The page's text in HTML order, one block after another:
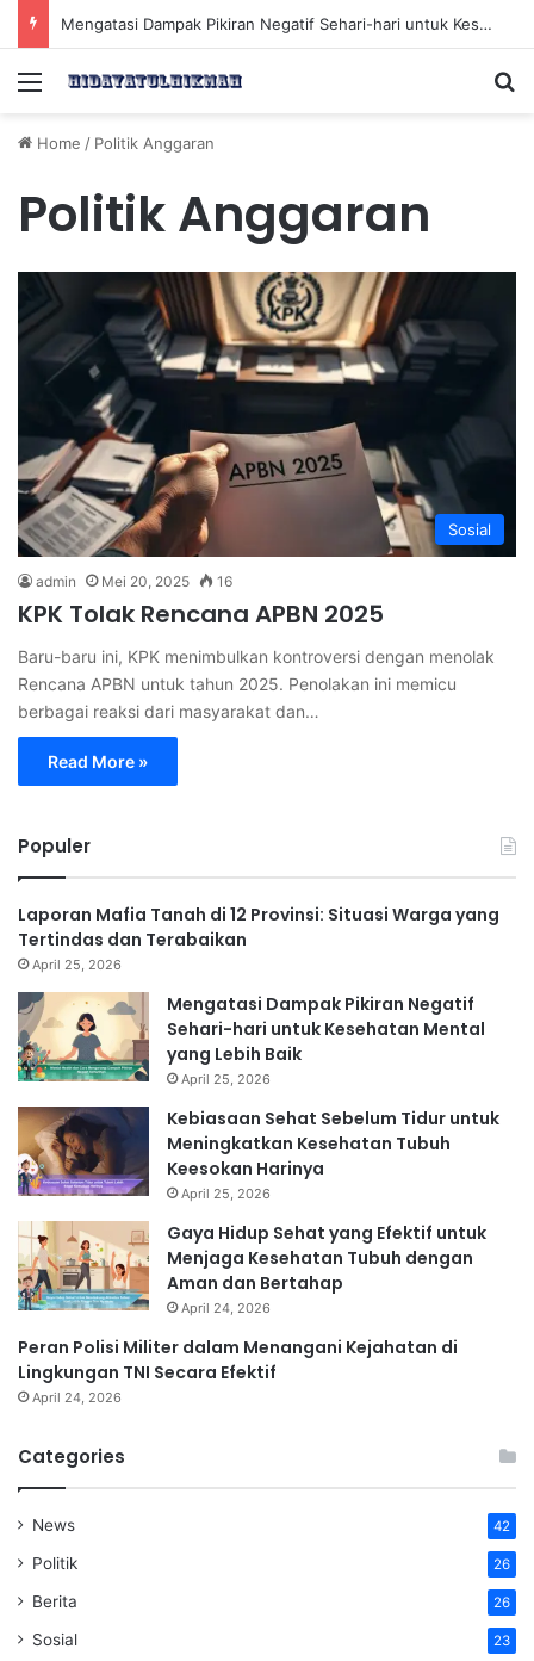
Mengatasi Dampak Pikiran Negatif Sehari-hari untuk Kesehatan Mental yang Lebih Baik
Menu
Home / Politik Anggaran
Politik Anggaran
Sosial
admin Mei 20, 2025 16
KPK Tolak Rencana APBN 2025
Baru-baru ini, KPK menimbulkan kontroversi dengan menolak
Rencana APBN untuk tahun 2025. Penolakan ini memicu
berbagai reaksi dari masyarakat dan…
Read More »
Populer
Laporan Mafia Tanah di 12 Provinsi: Situasi Warga yang
Tertindas dan Terabaikan
April 25, 2026
Mengatasi Dampak Pikiran Negatif
Sehari-hari untuk Kesehatan Mental
yang Lebih Baik
April 25, 2026
Kebiasaan Sehat Sebelum Tidur untuk
Meningkatkan Kesehatan Tubuh
Keesokan Harinya
April 25, 2026
Gaya Hidup Sehat yang Efektif untuk
Menjaga Kesehatan Tubuh dengan
Aman dan Bertahap
April 24, 2026
Peran Polisi Militer dalam Menangani Kejahatan di
Lingkungan TNI Secara Efektif
April 24, 2026
Categories
News 42
Politik 26
Berita 26
Sosial 23